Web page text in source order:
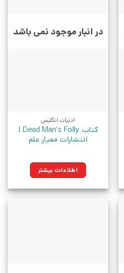
در انبار موجود نمی باشد
ادبیات انگلیس
کتاب Dead Man’s Folly |
انتشارات معیار علم
اطلاعات بیشتر